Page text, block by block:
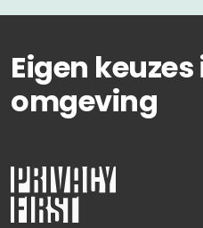
Eigen
omgeving